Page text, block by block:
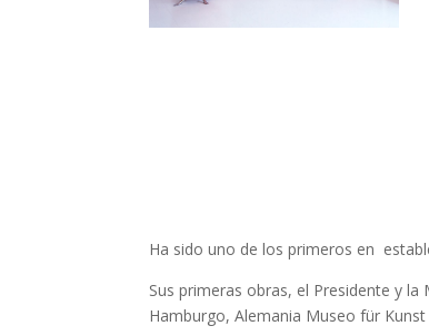
Ha sido uno de los primeros en
Sus primeras obras, el Presidente y
Hamburgo, Alemania Museo für Kunst